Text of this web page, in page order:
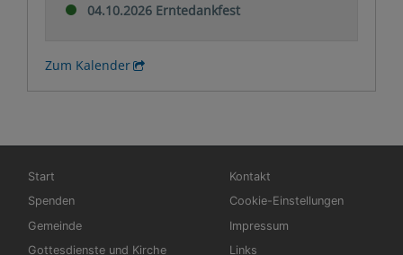
04.10.2026 Erntedankfest
Zum Kalender
Hauptnavigation
Start
Spenden
Gemeinde
Gottesdienste und Kirche
Fußbereichsmenü
Kontakt
Cookie-Einstellungen
Impressum
Links